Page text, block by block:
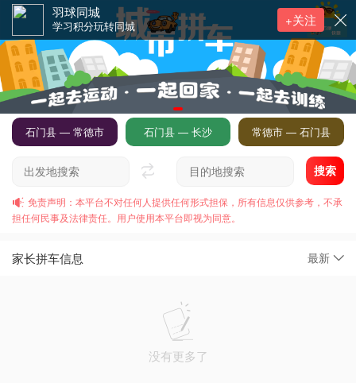
石门县 — 常德市 石门县 — 长沙 常德市 — 石门县
搜索
免责声明：本平台不对任何人提供任何形式担保，所有信息仅供参考，不承
担任何民事及法律责任。用户使用本平台即视为同意。
家长拼车信息 最新
没有更多了
羽球同城
学习积分玩转同城 +关注